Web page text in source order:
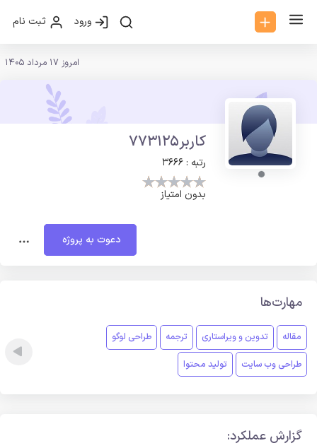
ورود ثبت نام
امروز 17 مرداد 1405
کاربر773125
رتبه : 3666
بدون امتیاز
دعوت به پروژه
مهارت‌ها
مقاله تدوین و ویراستاری ترجمه طراحی لوگو
طراحی وب سایت تولید محتوا
گزارش عملکرد: